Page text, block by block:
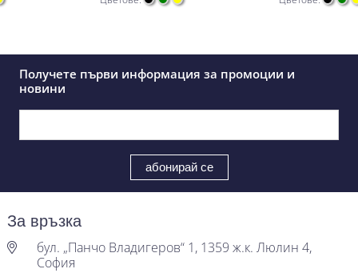
Получете първи информация за промоции и
новини
За връзка
бул. „Панчо Владигеров“ 1, 1359 ж.к. Люлин 4,
София